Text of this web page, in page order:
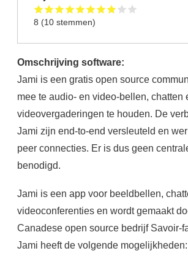
8 (10 stemmen)
Omschrijving software:
Jami is een gratis open source
mee te audio- en video-bellen, chatten
videovergaderingen te houden. De
Jami zijn end-to-end versleuteld en
peer connecties. Er is dus geen
benodigd.
Jami is een app voor beeldbellen,
videoconferenties en wordt gemaakt
Canadese open source bedrijf Savoir-
Jami heeft de volgende mogelijkheden: